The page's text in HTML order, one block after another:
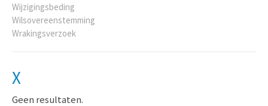
Wijzigingsbeding
Wilsovereenstemming
Wrakingsverzoek
X
Geen resultaten.